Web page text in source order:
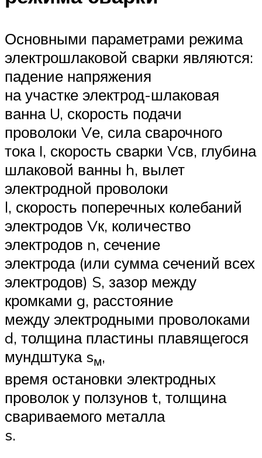
Основными параметрами режима
электрошлаковой сварки являются:
падение напряжения
на участке электрод-шлаковая
ванна U, скорость подачи
проволоки Vе, сила сварочного
тока I, скорость сварки Vсв, глубина
шлаковой ванны h, вылет
электродной проволоки
l, скорость поперечных колебаний
электродов Vк, количество
электродов n, сечение
электрода (или сумма сечений всех
электродов) S, зазор между
кромками g, расстояние
между электродными проволоками
d, толщина пластины плавящегося
мундштука sм,
время остановки электродных
проволок у ползунов t, толщина
свариваемого металла
s.